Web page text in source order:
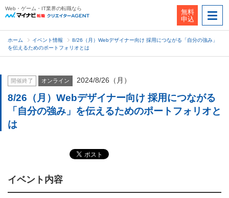
Web・ゲーム・IT業界の転職なら
無料
申込
ホーム イベント情報
8/26（月）Webデザイナー向け 採用につながる「自分の強み」
を伝えるためのポートフォリオとは
開催終了 オンライン 2024/8/26（月）
8/26（月）Webデザイナー向け 採用につながる
「自分の強み」を伝えるためのポートフォリオと
は
イベント内容